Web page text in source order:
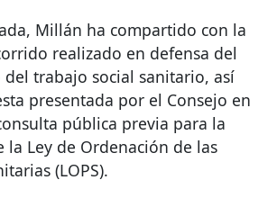
Millán ha compartido con la
realizado en defensa del
trabajo social sanitario, así
presentada por el Consejo en
pública previa para la
la Ley de Ordenación de las
(LOPS).